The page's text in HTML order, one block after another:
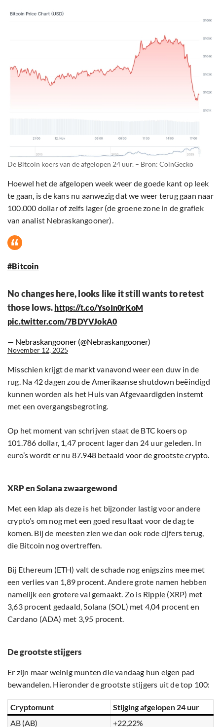
De Bitcoin koers van de afgelopen 24 uur. – Bron: CoinGecko
Hoewel het de afgelopen week weer de goede kant op leek
te gaan, is de kans nu aanwezig dat we weer terug gaan naar
100.000 dollar of zelfs lager (de groene zone in de grafiek
van analist Nebraskangooner).
#Bitcoin
No changes here, looks like it still wants to retest
those lows. https://t.co/YsoIn0rKoM
pic.twitter.com/7BDYVJokA0
— Nebraskangooner (@Nebraskangooner)
November 12, 2025
Misschien krijgt de markt vanavond weer een duw in de
rug. Na 42 dagen zou de Amerikaanse shutdown beëindigd
kunnen worden als het Huis van Afgevaardigden instemt
met een overgangsbegroting.
Op het moment van schrijven staat de BTC koers op
101.786 dollar, 1,47 procent lager dan 24 uur geleden. In
euro’s wordt er nu 87.948 betaald voor de grootste crypto.
XRP en Solana zwaargewond
Met een klap als deze is het bijzonder lastig voor andere
crypto’s om nog met een goed resultaat voor de dag te
komen. Bij de meesten zien we dan ook rode cijfers terug,
die Bitcoin nog overtreffen.
Bij Ethereum (ETH) valt de schade nog enigszins mee met
een verlies van 1,89 procent. Andere grote namen hebben
namelijk een grotere val gemaakt. Zo is Ripple (XRP) met
3,63 procent gedaald, Solana (SOL) met 4,04 procent en
Cardano (ADA) met 3,95 procent.
De grootste stijgers
Er zijn maar weinig munten die vandaag hun eigen pad
bewandelen. Hieronder de grootste stijgers uit de top 100:
Cryptomunt
Stijging afgelopen 24 uur
AB (AB)
+22,22%